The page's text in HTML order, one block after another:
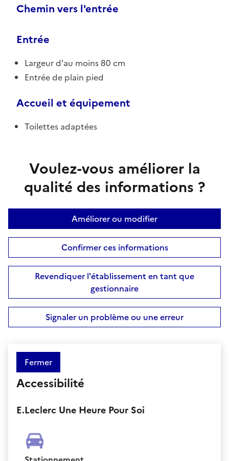
Chemin vers l'entrée
Entrée
Largeur d'au moins 80 cm
Entrée de plain pied
Accueil et équipement
Toilettes adaptées
Voulez-vous améliorer la
qualité des informations ?
Améliorer ou modifier
Confirmer ces informations
Revendiquer l'établissement en tant que
gestionnaire
Signaler un problème ou une erreur
Fermer
Accessibilité
E.Leclerc Une Heure Pour Soi